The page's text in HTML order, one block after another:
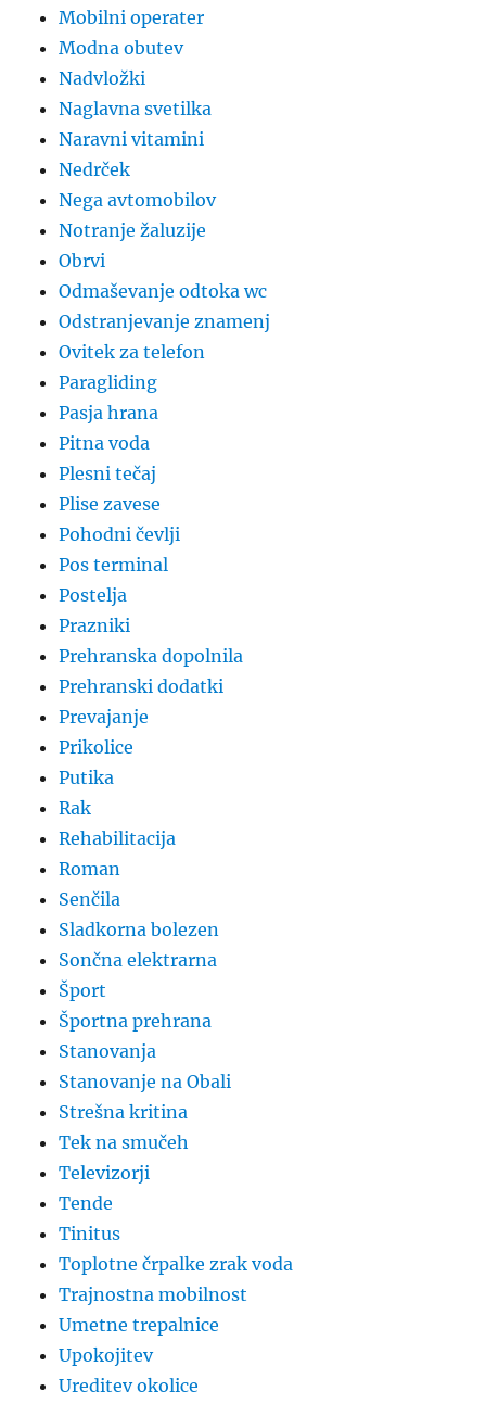
Mobilni operater
Modna obutev
Nadvložki
Naglavna svetilka
Naravni vitamini
Nedrček
Nega avtomobilov
Notranje žaluzije
Obrvi
Odmaševanje odtoka wc
Odstranjevanje znamenj
Ovitek za telefon
Paragliding
Pasja hrana
Pitna voda
Plesni tečaj
Plise zavese
Pohodni čevlji
Pos terminal
Postelja
Prazniki
Prehranska dopolnila
Prehranski dodatki
Prevajanje
Prikolice
Putika
Rak
Rehabilitacija
Roman
Senčila
Sladkorna bolezen
Sončna elektrarna
Šport
Športna prehrana
Stanovanja
Stanovanje na Obali
Strešna kritina
Tek na smučeh
Televizorji
Tende
Tinitus
Toplotne črpalke zrak voda
Trajnostna mobilnost
Umetne trepalnice
Upokojitev
Ureditev okolice